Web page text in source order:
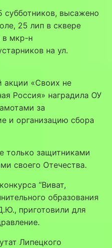
субботников, высажено
25 лип в сквере
в мкр-н
на ул.
акции «Своих не
Россия» наградила ОУ
за
и организацию сбора
только защитниками
своего Отечества.
“Виват,
образования
приготовили для
Липецкого